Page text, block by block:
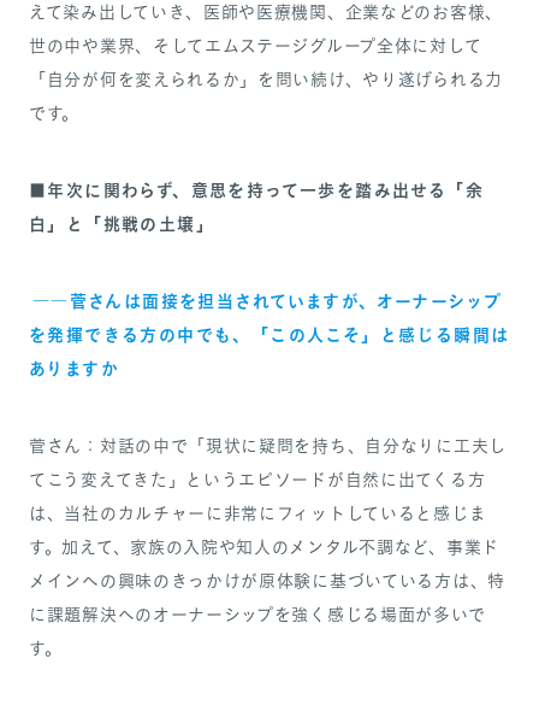
えて染み出していき、医師や医療機関、企業などのお客様、
世の中や業界、そしてエムステージグループ全体に対して
「自分が何を変えられるか」を問い続け、やり遂げられる力
です。
■年次に関わらず、意思を持って一歩を踏み出せる「余
白」と「挑戦の土壌」
――菅さんは面接を担当されていますが、オーナーシップ
を発揮できる方の中でも、「この人こそ」と感じる瞬間は
ありますか
菅さん：対話の中で「現状に疑問を持ち、自分なりに工夫し
てこう変えてきた」というエピソードが自然に出てくる方
は、当社のカルチャーに非常にフィットしていると感じま
す。加えて、家族の入院や知人のメンタル不調など、事業ド
メインへの興味のきっかけが原体験に基づいている方は、特
に課題解決へのオーナーシップを強く感じる場面が多いで
す。